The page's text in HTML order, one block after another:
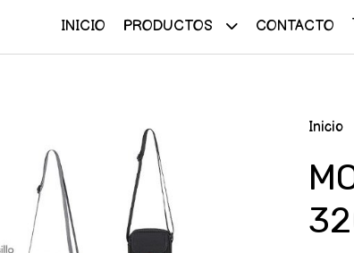
INICIO PRODUCTOS CONTACTO
Inicio